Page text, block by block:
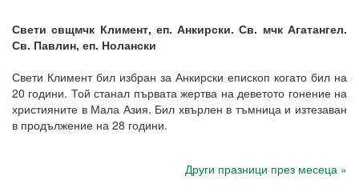
Свети свщмчк Климент, еп. Анкирски. Св. мчк Агатангел.
Св. Павлин, еп. Нолански
Свети Климент бил избран за Анкирски епископ когато бил на
20 години. Той станал първата жертва на деветото гонение на
християните в Мала Азия. Бил хвърлен в тъмница и изтезаван
в продължение на 28 години.
Други празници през месеца »